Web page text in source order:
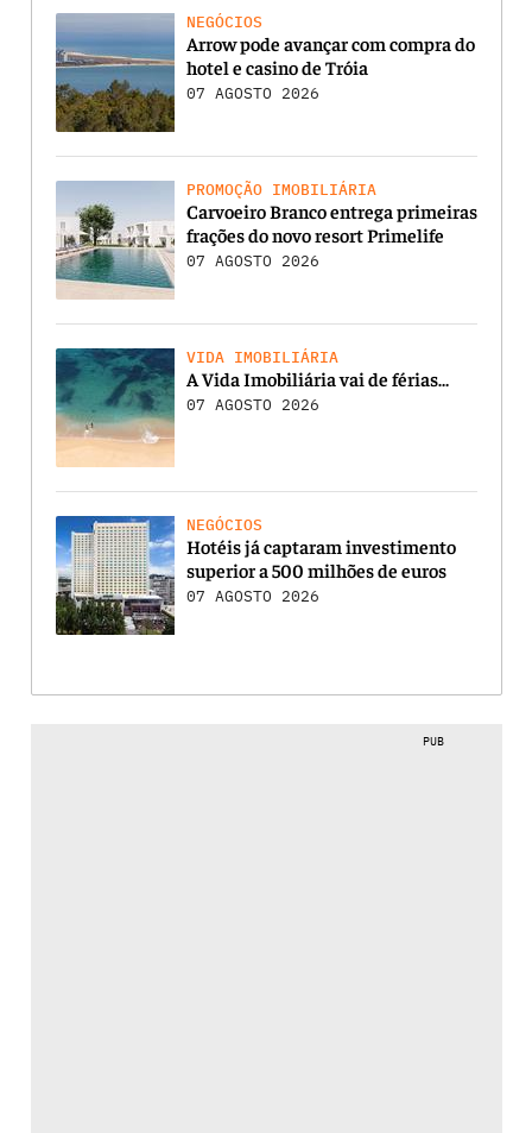
NEGÓCIOS
Arrow pode avançar com compra do
hotel e casino de Tróia
07 AGOSTO 2026
PROMOÇÃO IMOBILIÁRIA
Carvoeiro Branco entrega primeiras
frações do novo resort Primelife
07 AGOSTO 2026
VIDA IMOBILIÁRIA
A Vida Imobiliária vai de férias…
07 AGOSTO 2026
NEGÓCIOS
Hotéis já captaram investimento
superior a 500 milhões de euros
07 AGOSTO 2026
PUB